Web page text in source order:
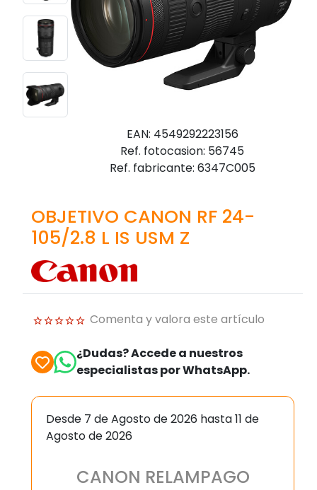
EAN: 4549292223156
Ref. fotocasion: 56745
Ref. fabricante: 6347C005
OBJETIVO CANON RF 24-
105/2.8 L IS USM Z
Comenta y valora este artículo
¿Dudas? Accede a nuestros
especialistas por WhatsApp.
Desde 7 de Agosto de 2026 hasta 11 de
Agosto de 2026
CANON RELAMPAGO